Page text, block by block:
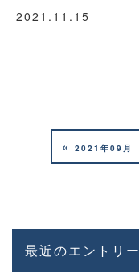
2021.11.15
« 2021年09月
最近のエントリー